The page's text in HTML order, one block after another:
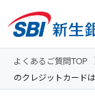
よくあるご質問TOP
のクレジットカード